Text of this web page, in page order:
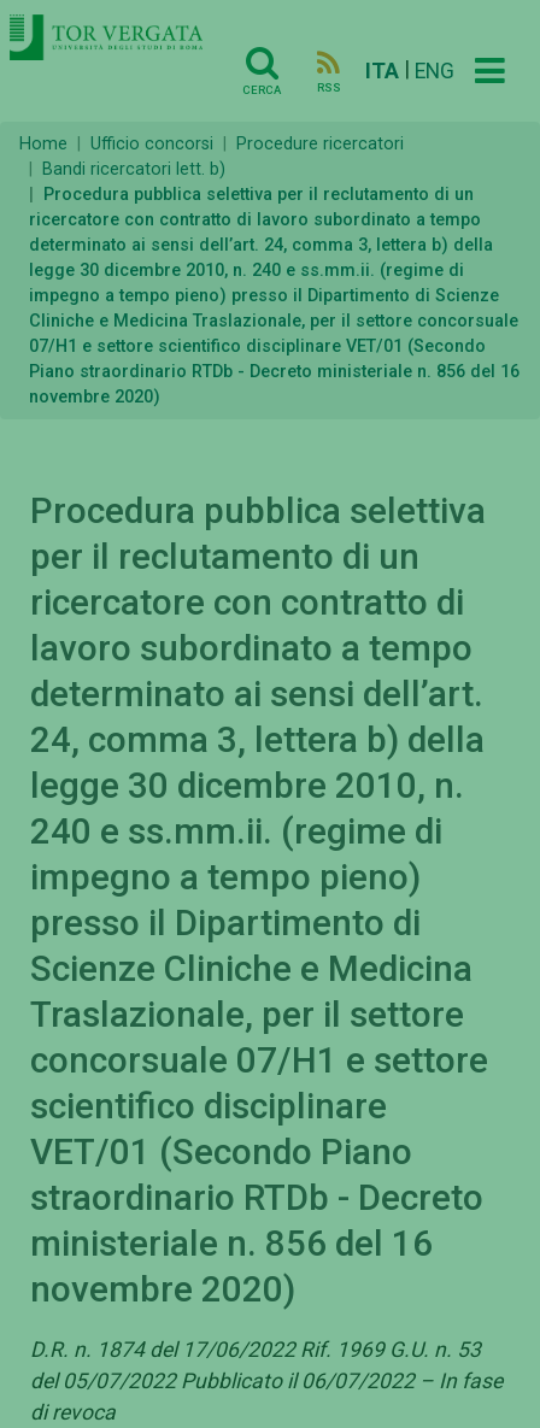
CERCA RSS
ITA ENG
Home Ufficio concorsi
Procedure ricercatori
Bandi ricercatori lett. b)
Procedura pubblica selettiva per il reclutamento di un
ricercatore con contratto di lavoro subordinato a tempo
determinato ai sensi dell’art. 24, comma 3, lettera b) della
legge 30 dicembre 2010, n. 240 e ss.mm.ii. (regime di
impegno a tempo pieno) presso il Dipartimento di Scienze
Cliniche e Medicina Traslazionale, per il settore concorsuale
07/H1 e settore scientifico disciplinare VET/01 (Secondo
Piano straordinario RTDb - Decreto ministeriale n. 856 del 16
novembre 2020)
Procedura pubblica selettiva
per il reclutamento di un
ricercatore con contratto di
lavoro subordinato a tempo
determinato ai sensi dell’art.
24, comma 3, lettera b) della
legge 30 dicembre 2010, n.
240 e ss.mm.ii. (regime di
impegno a tempo pieno)
presso il Dipartimento di
Scienze Cliniche e Medicina
Traslazionale, per il settore
concorsuale 07/H1 e settore
scientifico disciplinare
VET/01 (Secondo Piano
straordinario RTDb - Decreto
ministeriale n. 856 del 16
novembre 2020)
D.R. n. 1874 del 17/06/2022 Rif. 1969 G.U. n. 53
del 05/07/2022 Pubblicato il 06/07/2022 – In fase
di revoca